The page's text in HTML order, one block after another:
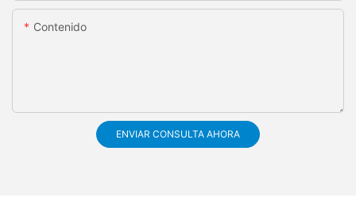
Contenido
ENVIAR CONSULTA AHORA